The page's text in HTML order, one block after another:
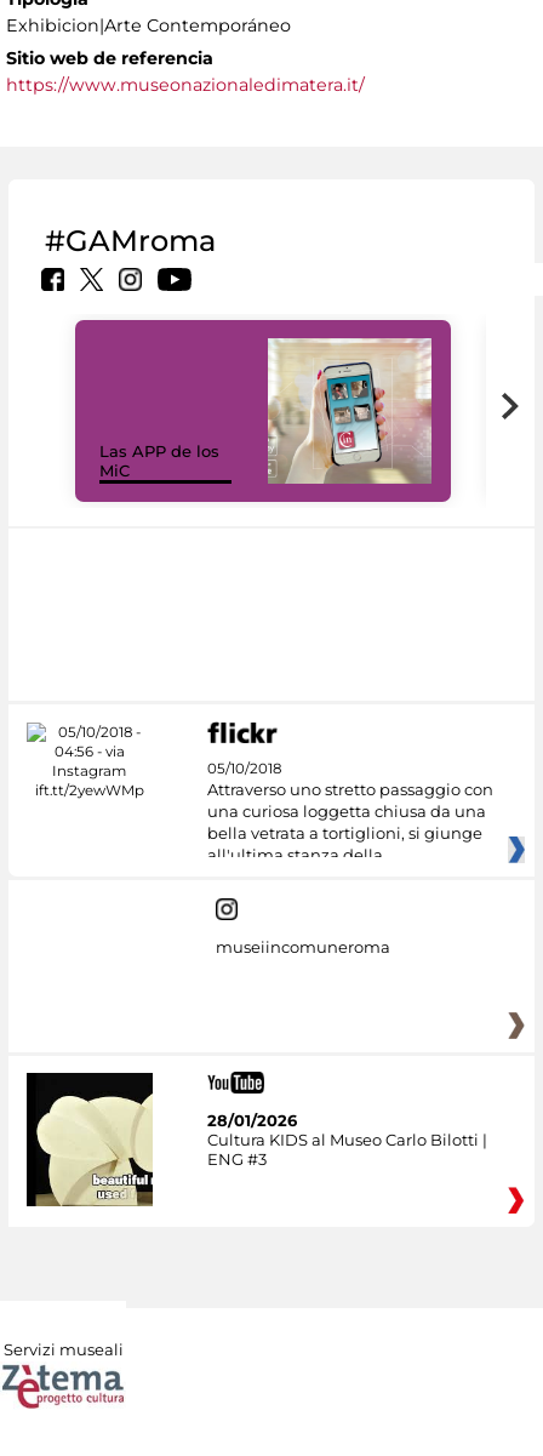
Exhibicion|Arte Contemporáneo
Sitio web de referencia
https://www.museonazionaledimatera.it/
#GAMroma
Las APP de los
MiC
05/10/2018
Attraverso uno stretto passaggio con
una curiosa loggetta chiusa da una
bella vetrata a tortiglioni, si giunge
all'ultima stanza della
museiincomuneroma
28/01/2026
Cultura KIDS al Museo Carlo Bilotti |
ENG #3
Servizi museali